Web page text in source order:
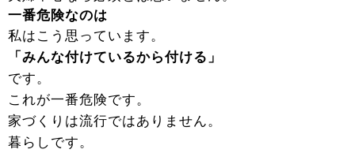
一番危険なのは
私はこう思っています。
「みんな付けているから付ける」
です。
これが一番危険です。
家づくりは流行ではありません。
暮らしです。